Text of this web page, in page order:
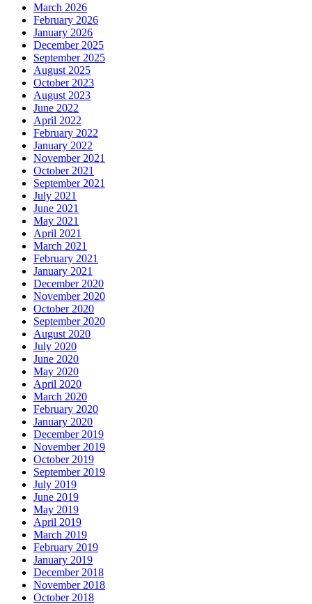
March 2026
February 2026
January 2026
December 2025
September 2025
August 2025
October 2023
August 2023
June 2022
April 2022
February 2022
January 2022
November 2021
October 2021
September 2021
July 2021
June 2021
May 2021
April 2021
March 2021
February 2021
January 2021
December 2020
November 2020
October 2020
September 2020
August 2020
July 2020
June 2020
May 2020
April 2020
March 2020
February 2020
January 2020
December 2019
November 2019
October 2019
September 2019
July 2019
June 2019
May 2019
April 2019
March 2019
February 2019
January 2019
December 2018
November 2018
October 2018